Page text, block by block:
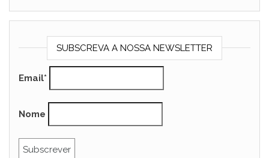
SUBSCREVA A NOSSA NEWSLETTER
Email*
Nome